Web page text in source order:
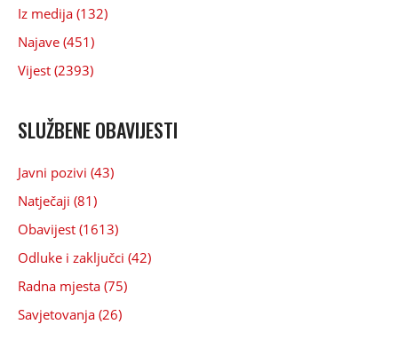
Iz medija (132)
Najave (451)
Vijest (2393)
SLUŽBENE OBAVIJESTI
Javni pozivi (43)
Natječaji (81)
Obavijest (1613)
Odluke i zaključci (42)
Radna mjesta (75)
Savjetovanja (26)